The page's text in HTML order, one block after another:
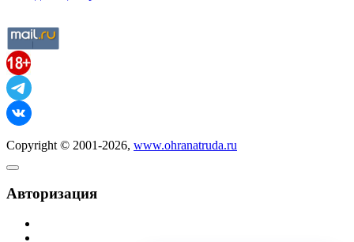
Copyright © 2001-2026, www.ohranatruda.ru
Авторизация